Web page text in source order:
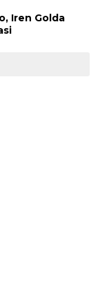
Iren Golda